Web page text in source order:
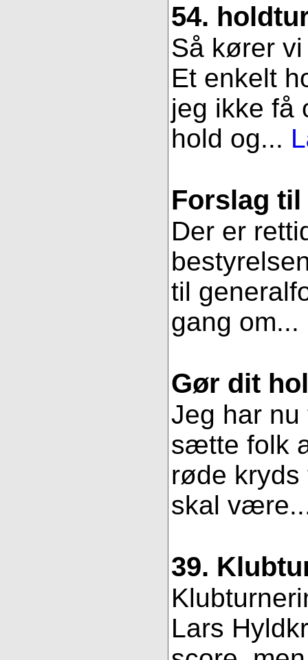
54.
Så kører
Et enkelt
jeg ikke få
hold og...
Forslag
Der er
til
gang om...
Gør dit
Jeg har
sætte folk
røde
skal
39.
Lars